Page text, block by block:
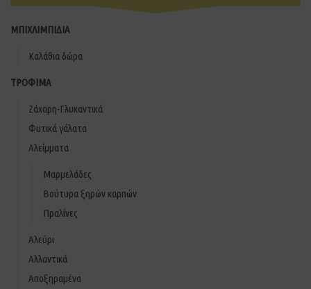
ΜΠΙΧΛΙΜΠΙΔΙΑ
Καλάθια δώρα
ΤΡΟΦΙΜΑ
Ζάχαρη-Γλυκαντικά
Φυτικά γάλατα
Αλείμματα
Μαρμελάδες
Βούτυρα ξηρών καρπών
Πραλίνες
Αλεύρι
Αλλαντικά
Αποξηραμένα